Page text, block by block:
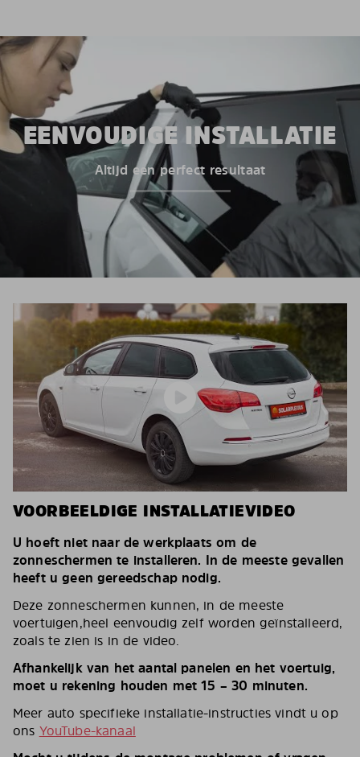
EENVOUDIGE INSTALLATIE
Altijd een perfect resultaat
VOORBEELDIGE INSTALLATIEVIDEO
U hoeft niet naar de werkplaats om de
zonneschermen te installeren. In de meeste gevallen
heeft u geen gereedschap nodig.
Deze zonneschermen kunnen, in de meeste
voertuigen,heel eenvoudig zelf worden geïnstalleerd,
zoals te zien is in de video.
Afhankelijk van het aantal panelen en het voertuig,
moet u rekening houden met 15 – 30 minuten.
Meer auto specifieke installatie-instructies vindt u op
ons YouTube-kanaal